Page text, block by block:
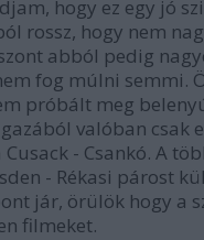
hogy ez egy jó
rossz, hogy nem
abból pedig
fog múlni semmi.
próbált meg
valóban csak
Cusack - Csankó. A
- Rékasi párost
jár, örülök hogy a
filmeket.